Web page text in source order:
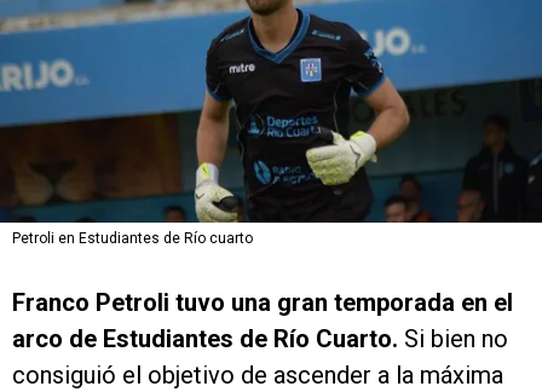
Petroli en Estudiantes de Río cuarto
Franco Petroli tuvo una gran temporada en el
arco de Estudiantes de Río Cuarto. Si bien no
consiguió el objetivo de ascender a la máxima